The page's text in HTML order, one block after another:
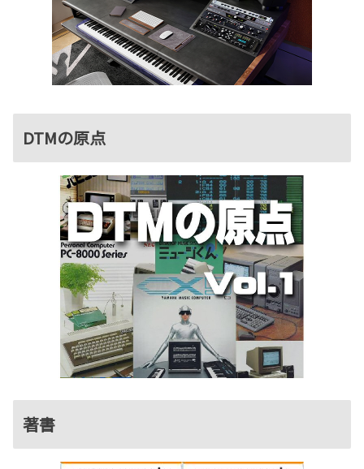
DTMの原点
著書